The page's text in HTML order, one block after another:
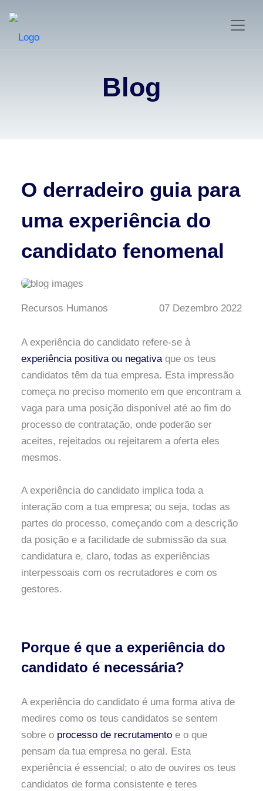
Blog
O derradeiro guia para
uma experiência do
candidato fenomenal
Recursos Humanos 07 Dezembro 2022
A experiência do candidato refere-se à
experiência positiva ou negativa que os teus
candidatos têm da tua empresa. Esta impressão
começa no preciso momento em que encontram a
vaga para uma posição disponível até ao fim do
processo de contratação, onde poderão ser
aceites, rejeitados ou rejeitarem a oferta eles
mesmos.
A experiência do candidato implica toda a
interação com a tua empresa; ou seja, todas as
partes do processo, começando com a descrição
da posição e a facilidade de submissão da sua
candidatura e, claro, todas as experiências
interpessoais com os recrutadores e com os
gestores.
Porque é que a experiência do
candidato é necessária?
A experiência do candidato é uma forma ativa de
medires como os teus candidatos se sentem
sobre o processo de recrutamento e o que
pensam da tua empresa no geral. Esta
experiência é essencial; o ato de ouvires os teus
candidatos de forma consistente e teres